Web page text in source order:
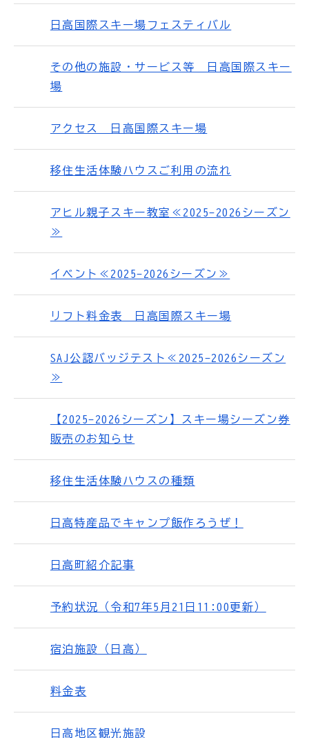
日高国際スキー場フェスティバル
その他の施設・サービス等 日高国際スキー
場
アクセス 日高国際スキー場
移住生活体験ハウスご利用の流れ
アヒル親子スキー教室≪2025-2026シーズン
≫
イベント≪2025-2026シーズン≫
リフト料金表 日高国際スキー場
SAJ公認バッジテスト≪2025-2026シーズン
≫
【2025-2026シーズン】スキー場シーズン券
販売のお知らせ
移住生活体験ハウスの種類
日高特産品でキャンプ飯作ろうぜ！
日高町紹介記事
予約状況（令和7年5月21日11:00更新）
宿泊施設（日高）
料金表
日高地区観光施設